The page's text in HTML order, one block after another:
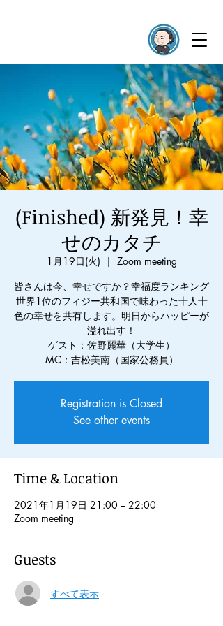
(Finished) 新発見！幸
せのカタチ
1月19日(火)
  |
Zoom meeting
皆さんは今、幸せですか？幸福度ランキング
世界1位のフィジー共和国で味わった十人十
色の幸せを共有します。明日からハッピーが
溢れ出す！
ゲスト：佐野麗華（大学生）
MC：吉松美南（国家公務員）
Registration is Closed
See other events
Time & Location
2021年1月19日 21:00 – 22:00
Zoom meeting
Guests
すべて表示